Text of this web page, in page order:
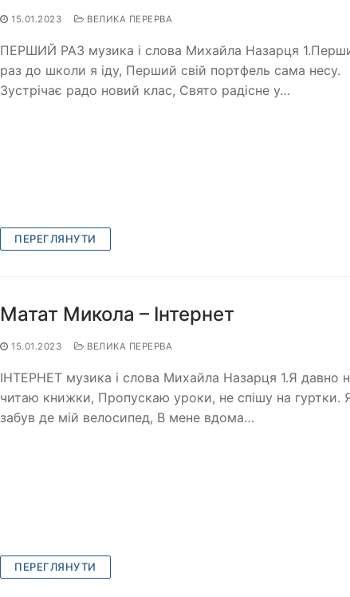
15.01.2023 ВЕЛИКА ПЕРЕРВА
ПЕРШИЙ РАЗ музика і слова Михайла Назарця
раз до школи я іду, Перший свій портфель сама несу.
Зустрічає радо новий клас, Свято радісне у…
ПЕРЕГЛЯНУТИ
Матат Микола – Інтернет
15.01.2023 ВЕЛИКА ПЕРЕРВА
ІНТЕРНЕТ музика і слова Михайла Назарця 1.Я давно
читаю книжки, Пропускаю уроки, не спішу на гуртки.
забув де мій велосипед, В мене вдома…
ПЕРЕГЛЯНУТИ